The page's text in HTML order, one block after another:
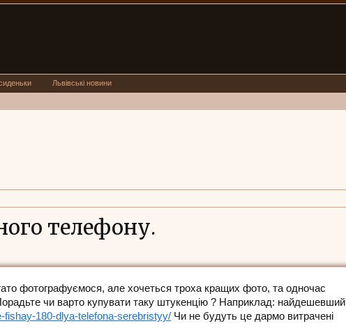
телефону.
фотографуємося, але хочеться троха кращих фото, та одночас
чи варто купувати таку штукенцію ? Наприклад: найдешевший
fishay-180-dlya-telefona-serebristyy/ Чи не будуть це дармо витрачені
Львівські новини